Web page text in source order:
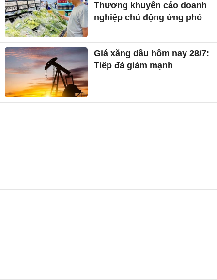
Thương khuyến cáo doanh
nghiệp chủ động ứng phó
Giá xăng dầu hôm nay 28/7:
Tiếp đà giảm mạnh